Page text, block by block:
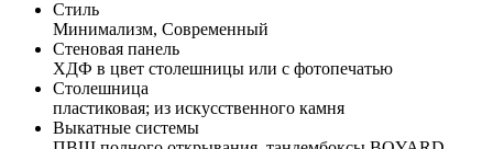
Стиль
Минимализм, Современный
Стеновая панель
ХДФ в цвет столешницы или с фотопечатью
Столешница
пластиковая; из искусственного камня
Выкатные системы